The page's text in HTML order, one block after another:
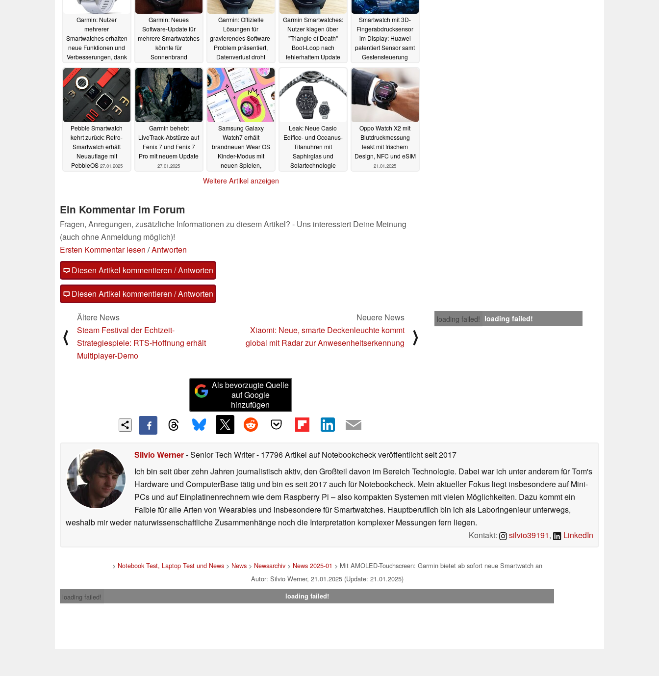
Garmin: Nutzer
mehrerer
Smartwatches erhalten
neue Funktionen und
Verbesserungen, dank
10.02.2025
Garmin: Neues
Software-Update für
mehrere Smartwatches
könnte für
Sonnenbrand
Sicherheit erhöhen
30.01.2025
Garmin: Offizielle
Lösungen für
gravierendes Software-
Problem präsentiert,
Datenverlust droht
29.01.2025
Garmin Smartwatches:
Nutzer klagen über
"Triangle of Death"
Boot-Loop nach
fehlerhaftem Update
Smartwatch mit 3D-
Fingerabdrucksensor
im Display: Huawei
patentiert Sensor samt
Gestensteuerung
28.01.2025
Pebble Smartwatch
kehrt zurück: Retro-
Smartwatch erhält
Neuauflage mit
PebbleOS 27.01.2025
Garmin behebt
LiveTrack-Abstürze auf
Fenix 7 und Fenix 7
Pro mit neuem Update
27.01.2025
Samsung Galaxy
Watch7 erhält
brandneuen Wear OS
Kinder-Modus mit
neuen Spielen,
Features22.01.2025
Leak: Neue Casio
Edifice- und Oceanus-
Titanuhren mit
Saphirglas und
Solartechnologie
Oppo Watch X2 mit
Blutdruckmessung
leakt mit frischem
Design, NFC und eSIM
21.01.2025
Weitere Artikel anzeigen
Ein Kommentar im Forum
Fragen, Anregungen, zusätzliche Informationen zu diesem Artikel? - Uns interessiert Deine Meinung
(auch ohne Anmeldung möglich)!
Ersten Kommentar lesen /Antworten
Diesen Artikel kommentieren / Antworten
Diesen Artikel kommentieren / Antworten
loading failed! loading failed!
⟨
Ältere News
Steam Festival der Echtzeit-
Strategiespiele: RTS-Hoffnung erhält
Multiplayer-Demo
Neuere News
Xiaomi: Neue, smarte Deckenleuchte kommt
global mit Radar zur Anwesenheitserkennung
⟩
Als bevorzugte Quelle
auf Google
hinzufügen
Silvio Werner- Senior Tech Writer- 17796 Artikel auf Notebookcheck veröffentlichtseit 2017
Ich bin seit über zehn Jahren journalistisch aktiv, den Großteil davon im Bereich Technologie. Dabei war ich unter anderem für Tom's
Hardware und ComputerBase tätig und bin es seit 2017 auch für Notebookcheck. Mein aktueller Fokus liegt insbesondere auf Mini-
PCs und auf Einplatinenrechnern wie dem Raspberry Pi – also kompakten Systemen mit vielen Möglichkeiten. Dazu kommt ein
Faible für alle Arten von Wearables und insbesondere für Smartwatches. Hauptberuflich bin ich als Laboringenieur unterwegs,
weshalb mir weder naturwissenschaftliche Zusammenhänge noch die Interpretation komplexer Messungen fern liegen.
Kontakt:
silvio39191, LinkedIn
> Notebook Test, Laptop Test und News> News> Newsarchiv> News 2025-01 > Mit AMOLED-Touchscreen: Garmin bietet ab sofort neue Smartwatch an
Autor: Silvio Werner, 21.01.2025 (Update: 21.01.2025)
loading failed!
loading failed!